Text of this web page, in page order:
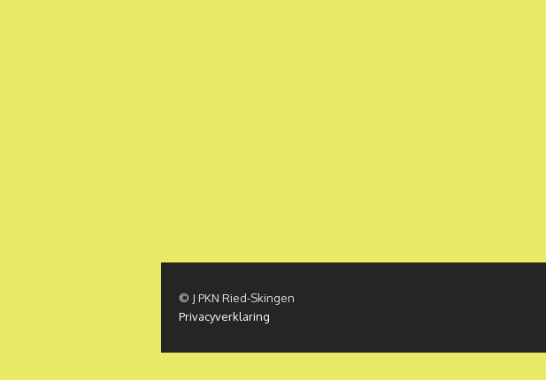
© J PKN Ried-Skingen
Privacyverklaring